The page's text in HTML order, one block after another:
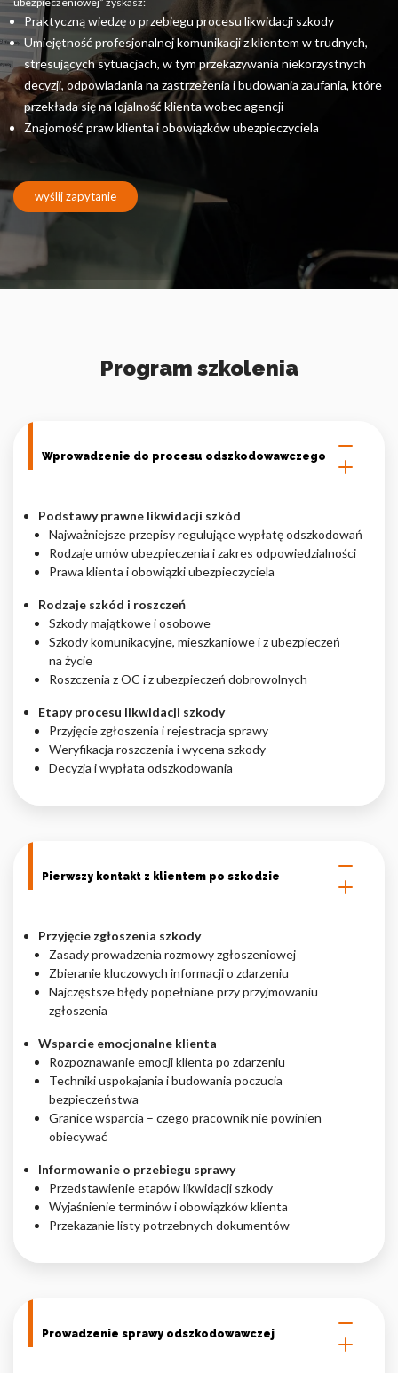
Praktyczną wiedzę o przebiegu procesu likwidacji szkody
Umiejętność profesjonalnej komunikacji z klientem w trudnych,
stresujących sytuacjach, w tym przekazywania niekorzystnych
decyzji, odpowiadania na zastrzeżenia i budowania zaufania, które
przekłada się na lojalność klienta wobec agencji
Znajomość praw klienta i obowiązków ubezpieczyciela
wyślij zapytanie
Program szkolenia
Wprowadzenie do procesu odszkodowawczego
Podstawy prawne likwidacji szkód
Najważniejsze przepisy regulujące wypłatę odszkodowań
Rodzaje umów ubezpieczenia i zakres odpowiedzialności
Prawa klienta i obowiązki ubezpieczyciela
Rodzaje szkód i roszczeń
Szkody majątkowe i osobowe
Szkody komunikacyjne, mieszkaniowe i z ubezpieczeń
na życie
Roszczenia z OC i z ubezpieczeń dobrowolnych
Etapy procesu likwidacji szkody
Przyjęcie zgłoszenia i rejestracja sprawy
Weryfikacja roszczenia i wycena szkody
Decyzja i wypłata odszkodowania
Pierwszy kontakt z klientem po szkodzie
Przyjęcie zgłoszenia szkody
Zasady prowadzenia rozmowy zgłoszeniowej
Zbieranie kluczowych informacji o zdarzeniu
Najczęstsze błędy popełniane przy przyjmowaniu
zgłoszenia
Wsparcie emocjonalne klienta
Rozpoznawanie emocji klienta po zdarzeniu
Techniki uspokajania i budowania poczucia
bezpieczeństwa
Granice wsparcia – czego pracownik nie powinien
obiecywać
Informowanie o przebiegu sprawy
Przedstawienie etapów likwidacji szkody
Wyjaśnienie terminów i obowiązków klienta
Przekazanie listy potrzebnych dokumentów
Prowadzenie sprawy odszkodowawczej
zapamiętanie informacji, które zmieniają wygląd lub
funkcjonowanie strony, np. preferowany język lub region, w
którym znajduje się użytkownik.
Statystyka
Statystyczne pliki cookie pomagają właścicielem stron
informacje.
Marketing
Marketingowe pliki cookie stosowane są w celu śledzenia
użytkowników na stronach internetowych. Celem jest
Nieklasyfikowane pliki cookie, to pliki, które są w procesie
klasyfikowania, wraz z dostawcami poszczególnych ciasteczek.
Zapisz moje preferencje
Akceptuj wszystko